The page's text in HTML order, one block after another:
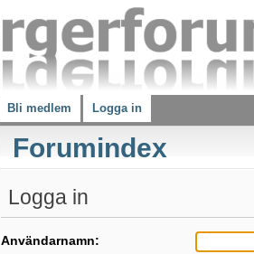
Bli medlem Logga in
Forumindex
Logga in
Användarnamn: